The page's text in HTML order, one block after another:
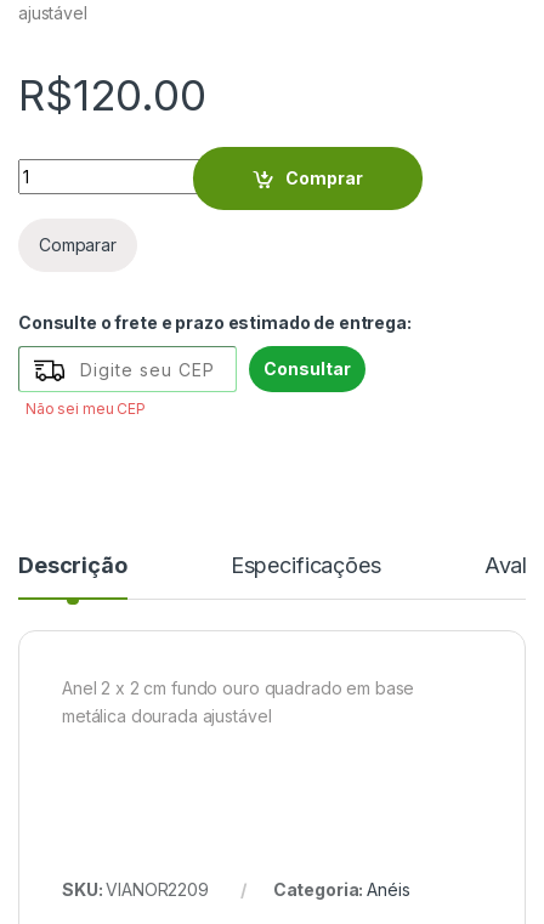
ajustável
R$120.00
Anel 2 x 2 cm fundo ouro quadrado - VIANOR2209 quantity
Comprar
Comparar
Consulte o frete e prazo estimado de entrega:
Consultar
Não sei meu CEP
Descrição Especificações
Anel 2 x 2 cm fundo ouro quadrado em base
metálica dourada ajustável
SKU:VIANOR2209 Categoria:Anéis